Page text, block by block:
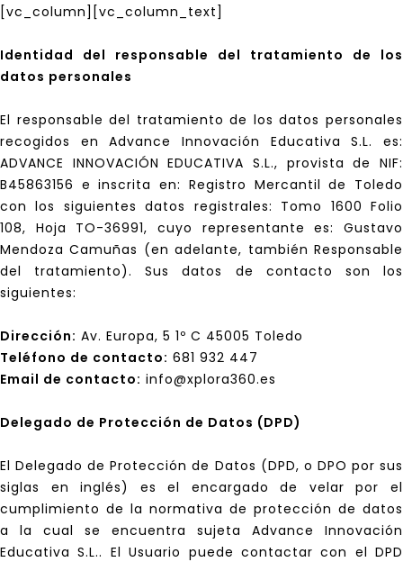
[vc_column][vc_column_text]
Identidad del responsable del tratamiento de los
datos personales
El responsable del tratamiento de los datos personales
recogidos en Advance Innovación Educativa S.L. es:
ADVANCE INNOVACIÓN EDUCATIVA S.L., provista de NIF:
B45863156 e inscrita en: Registro Mercantil de Toledo
con los siguientes datos registrales: Tomo 1600 Folio
108, Hoja TO-36991, cuyo representante es: Gustavo
Mendoza Camuñas (en adelante, también Responsable
del tratamiento). Sus datos de contacto son los
siguientes:
Dirección: Av. Europa, 5 1º C 45005 Toledo
Teléfono de contacto: 681 932 447
Email de contacto: info@xplora360.es
Delegado de Protección de Datos (DPD)
El Delegado de Protección de Datos (DPD, o DPO por sus
siglas en inglés) es el encargado de velar por el
cumplimiento de la normativa de protección de datos
a la cual se encuentra sujeta Advance Innovación
Educativa S.L.. El Usuario puede contactar con el DPD